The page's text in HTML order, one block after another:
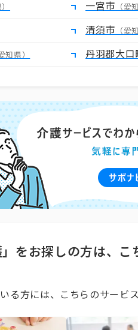
一宮市 （愛
清須市 （愛
知県） 丹羽郡大口
」をお探しの方は、
る方には、こちらのサービ